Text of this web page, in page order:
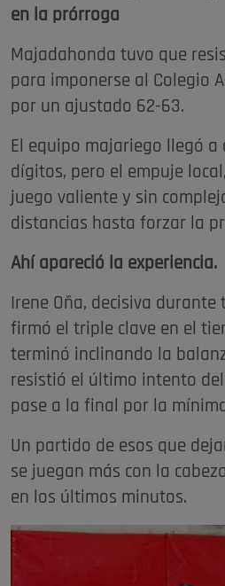
en la prórroga
Majadahonda tuvo que
para imponerse al Colegio
por un ajustado 62-63.
El equipo majariego llegó
dígitos, pero el empuje
juego valiente y sin
distancias hasta forzar la
Ahí apareció la experiencia.
Irene Oña, decisiva
firmó el triple clave en el
terminó inclinando la
resistió el último intento
pase a la final por la
Un partido de esos que
se juegan más con la
en los últimos minutos.